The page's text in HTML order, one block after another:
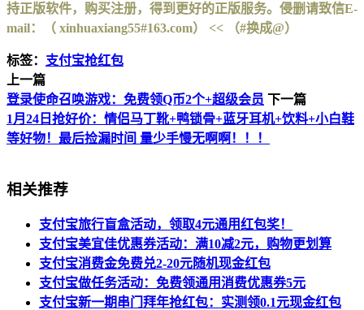
持正版软件，购买注册，得到更好的正版服务。侵删请致信E-
mail：（ xinhuaxiang55#163.com） << （#换成@）
标签： 支付宝抢红包
上一篇
登录使命召唤游戏：免费领Q币2个+超级会员 下一篇
1月24日抢好价：情侣马丁靴+鸭锁骨+蓝牙耳机+饮料+小白鞋
等好物！最后捡漏时间 量少手慢无啊啊！！！
相关推荐
支付宝旅行盲盒活动，领取4元通用红包奖！
支付宝美宜佳优惠券活动：满10减2元，购物更划算
支付宝消费金免费兑2-20元随机现金红包
支付宝做任务活动：免费领通用消费优惠券5元
支付宝新一期串门拜年抢红包：实测领0.1元现金红包